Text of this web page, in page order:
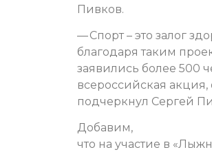
Пивков.
— Спорт – это залог
благодаря таким
заявились более 500
всероссийская
подчеркнул Сергей
Добавим,
что на участие в